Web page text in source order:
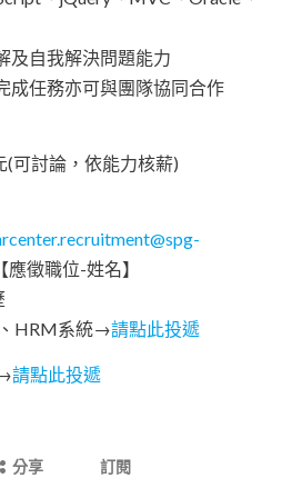
及自我解決問題能力
成任務亦可與團隊協同合作
(可討論，依能力核薪)
徵職位-姓名】
HRM系統→請點此投遞
請點此投遞
分享 訂閱